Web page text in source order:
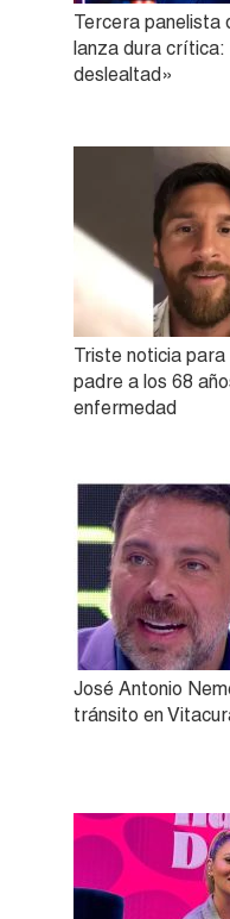
Tercera panelista
lanza dura
deslealtad»
Triste noticia para
padre a los 68
enfermedad
José Antonio
tránsito en